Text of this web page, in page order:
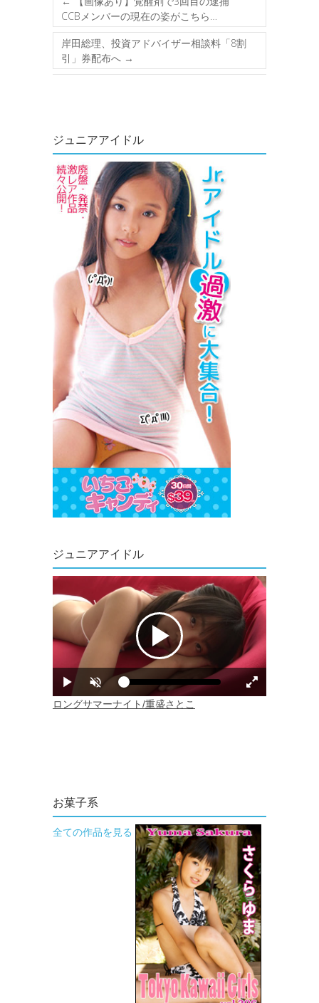
CCBメンバーの現在の姿がこちら…
岸田総理、投資アドバイザー相談料「8割
引」券配布へ →
ジュニアアイドル
ジュニアアイドル
お菓子系
全ての作品を見る